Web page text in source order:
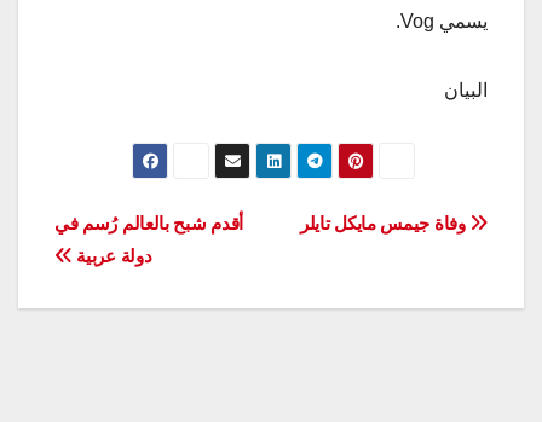
يسمي Vog
.
البيان
تصفّح
أقدم شبح بالعالم رُسم في
دولة عربية
وفاة جيمس مايكل تايلر